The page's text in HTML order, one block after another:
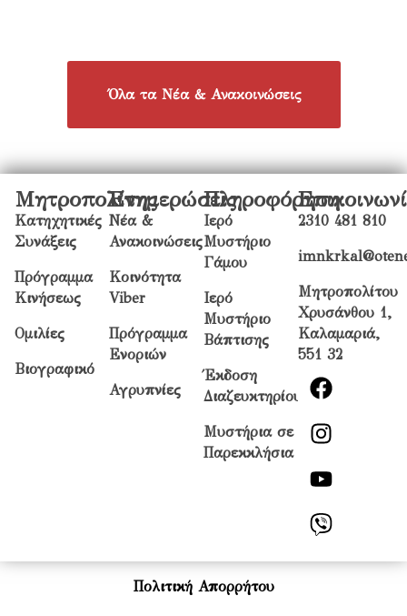
Όλα τα Νέα & Ανακοινώσεις
Μητροπολίτης
Κατηχητικές
Συνάξεις
Πρόγραμμα
Κινήσεως
Ομιλίες
Βιογραφικό
Ενημερώσεις
Νέα &
Ανακοινώσεις
Κοινότητα
Viber
Πρόγραμμα
Ενοριών
Αγρυπνίες
Πληροφόρηση
Ιερό
Μυστήριο
Γάμου
Ιερό
Μυστήριο
Βάπτισης
Έκδοση
Διαζευκτηρίου
Μυστήρια σε
Παρεκκλήσια
2310 481 810
Μητροπολίτου
Χρυσάνθου 1,
Καλαμαριά,
551 32
Πολιτική Απορρήτου